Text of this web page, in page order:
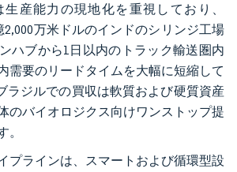
産能力の現地化を重視しており、
2,000万米ドルのインドのシリンジ工場
ハブから1日以内のトラック輸送圏内
需要のリードタイムを大幅に短縮して
ラジルでの買収は軟質および硬質資産
のバイオロジクス向けワンストップ提
。
プラインは、スマートおよび循環型設